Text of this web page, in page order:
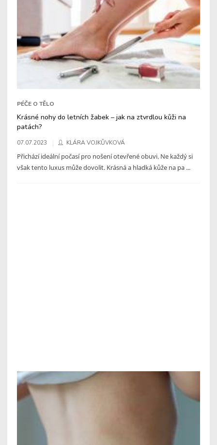
PÉČE O TĚLO
Krásné nohy do letních žabek – jak na ztvrdlou kůži na
patách?
07.07.2023 KLÁRA VOJKŮVKOVÁ
Přichází ideální počasí pro nošení otevřené obuvi. Ne každý si
však tento luxus může dovolit. Krásná a hladká kůže na pa ...